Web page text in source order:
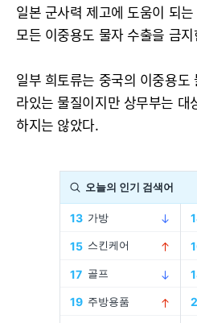
일본 군사력 제고에 도움이 되
모든 이중용도 물자 수출을 금
일부 희토류는 중국의 이중용도
라있는 물질이지만 상무부는 대
하지는 않았다.